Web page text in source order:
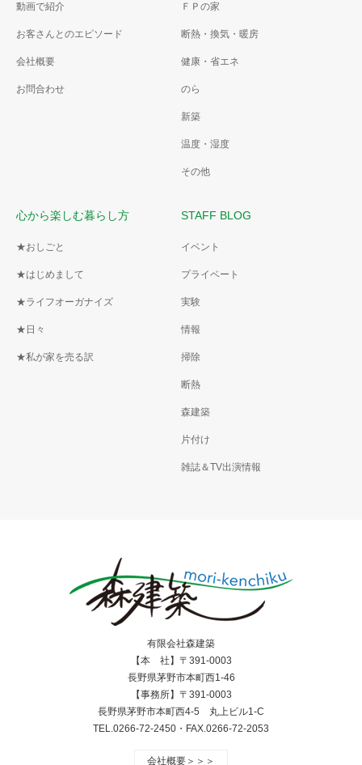
動画で紹介
お客さんとのエピソード
会社概要
お問合わせ
ＦＰの家
断熱・換気・暖房
健康・省エネ
のら
新築
温度・湿度
その他
心から楽しむ暮らし方
★おしごと
★はじめまして
★ライフオーガナイズ
★日々
★私が家を売る訳
STAFF BLOG
イベント
プライベート
実験
情報
掃除
断熱
森建築
片付け
雑誌＆TV出演情報
有限会社森建築
【本 社】〒391-0003
長野県茅野市本町西1-46
【事務所】〒391-0003
長野県茅野市本町西4-5 丸上ビル1-C
TEL.0266-72-2450・FAX.0266-72-2053
会社概要＞＞＞